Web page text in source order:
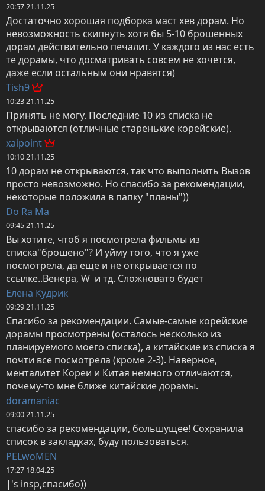
20:57 21.11.25
Достаточно хорошая подборка маст хев дорам. Но
невозможность скипнуть хотя бы 5-10 брошенных
дорам действительно печалит. У каждого из нас есть
те дорамы, что досматривать совсем не хочется,
даже если остальным они нравятся)
Tish9
10:23 21.11.25
Принять не могу. Последние 10 из списка не
открываются (отличные старенькие корейские).
xaipoint
10:10 21.11.25
10 дорам не открываются, так что выполнить Вызов
просто невозможно. Но спасибо за рекомендации,
некоторые положила в папку "планы"))
Do Ra Ma
09:45 21.11.25
Вы хотите, чтоб я посмотрела фильмы из
списка"брошено"? И уйму того, что я уже
посмотрела, да еще и не открывается по
ссылке..Венера, W  и тд. Сложновато будет
Елена Кудрик
09:29 21.11.25
Спасибо за рекомендации. Самые-самые корейские
дорамы просмотрены (осталось несколько из
планируемого моего списка), а китайские из списка я
почти все посмотрела (кроме 2-3). Наверное,
менталитет Кореи и Китая немного отличаются,
почему-то мне ближе китайские дорамы.
doramaniac
09:00 21.11.25
спасибо за рекомендации, большущее! Сохранила
список в закладках, буду пользоваться.
PELwoMEN
17:27 18.04.25
|'s insp,спасибо))